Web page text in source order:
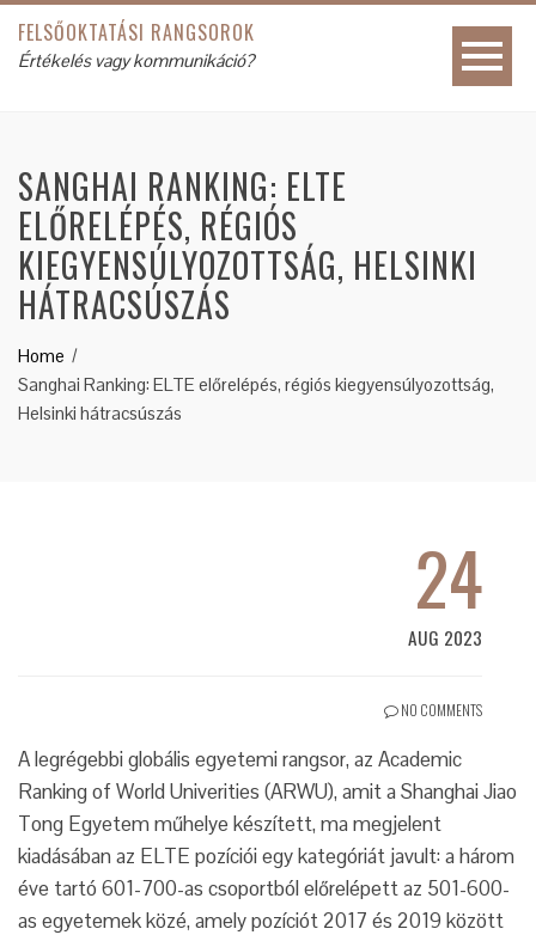
FELSŐOKTATÁSI RANGSOROK
Értékelés vagy kommunikáció?
SANGHAI RANKING: ELTE
ELŐRELÉPÉS, RÉGIÓS
KIEGYENSÚLYOZOTTSÁG, HELSINKI
HÁTRACSÚSZÁS
Home
Sanghai Ranking: ELTE előrelépés, régiós kiegyensúlyozottság,
Helsinki hátracsúszás
24
AUG 2023
NO COMMENTS
A legrégebbi globális egyetemi rangsor, az Academic
Ranking of World Univerities (ARWU), amit a Shanghai Jiao
Tong Egyetem műhelye készített, ma megjelent
kiadásában az ELTE pozíciói egy kategóriát javult: a három
éve tartó 601-700-as csoportból előrelépett az 501-600-
as egyetemek közé, amely pozíciót 2017 és 2019 között